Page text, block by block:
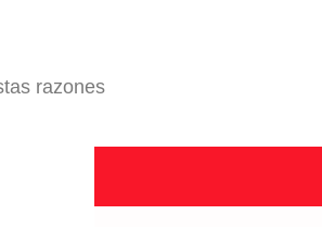
razones